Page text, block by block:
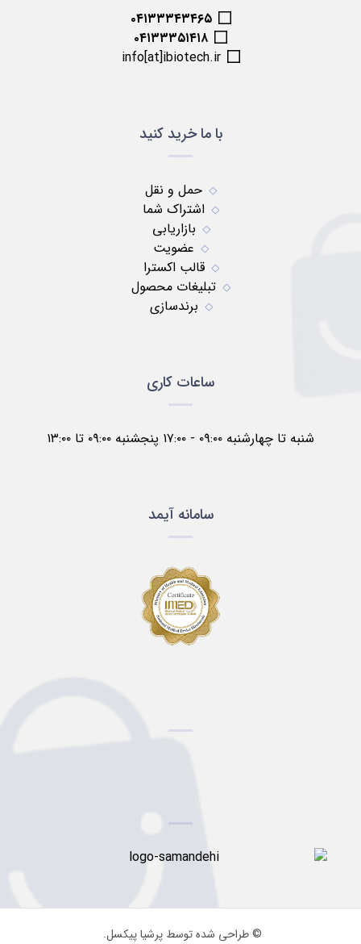
۰۴۱۳۳۳۴۳۴۶۵
۰۴۱۳۳۳۵۱۴۱۸
info[at]ibiotech.ir
با ما خرید کنید
حمل و نقل
اشتراک شما
بازاریابی
عضویت
قالب اکسترا
تبلیغات محصول
برندسازی
ساعات کاری
شنبه تا چهارشنبه ۰۹:۰۰ - ۱۷:۰۰ پنجشنبه ۰۹:۰۰ تا ۱۳:۰۰
سامانه آیمد
© طراحی شده توسط پرشیا پیکسل.